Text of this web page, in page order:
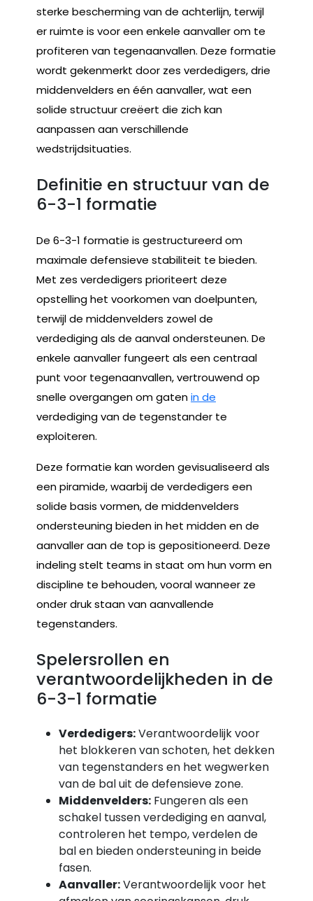
sterke bescherming van de achterlijn, terwijl
er ruimte is voor een enkele aanvaller om te
profiteren van tegenaanvallen. Deze formatie
wordt gekenmerkt door zes verdedigers, drie
middenvelders en één aanvaller, wat een
solide structuur creëert die zich kan
aanpassen aan verschillende
wedstrijdsituaties.
Definitie en structuur van de
6-3-1 formatie
De 6-3-1 formatie is gestructureerd om
maximale defensieve stabiliteit te bieden.
Met zes verdedigers prioriteert deze
opstelling het voorkomen van doelpunten,
terwijl de middenvelders zowel de
verdediging als de aanval ondersteunen. De
enkele aanvaller fungeert als een centraal
punt voor tegenaanvallen, vertrouwend op
snelle overgangen om gatenin de
verdediging van de tegenstander te
exploiteren.
Deze formatie kan worden gevisualiseerd als
een piramide, waarbij de verdedigers een
solide basis vormen, de middenvelders
ondersteuning bieden in het midden en de
aanvaller aan de top is gepositioneerd. Deze
indeling stelt teams in staat om hun vorm en
discipline te behouden, vooral wanneer ze
onder druk staan van aanvallende
tegenstanders.
Spelersrollen en
verantwoordelijkheden in de
6-3-1 formatie
Verdedigers:Verantwoordelijk voor
het blokkeren van schoten, het dekken
van tegenstanders en het wegwerken
van de bal uit de defensieve zone.
Middenvelders: Fungeren als een
schakel tussen verdediging en aanval,
controleren het tempo, verdelen de
bal en bieden ondersteuning in beide
fasen.
Aanvaller:Verantwoordelijk voor het